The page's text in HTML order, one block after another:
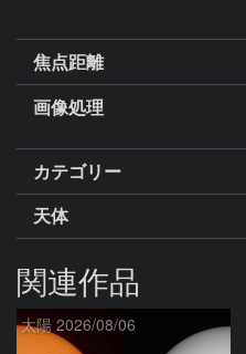
焦点距離
画像処理
カテゴリー
天体
関連作品
太陽 2026/08/06